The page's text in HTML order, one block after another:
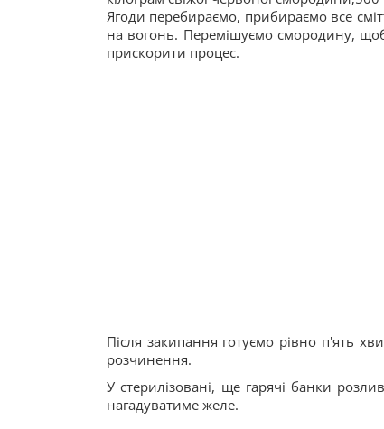
Ягоди перебираємо, прибираємо все
на вогонь. Перемішуємо смородину,
прискорити процес.
Після закипання готуємо рівно п'ять
розчинення.
У стерилізовані, ще гарячі банки
нагадуватиме желе.